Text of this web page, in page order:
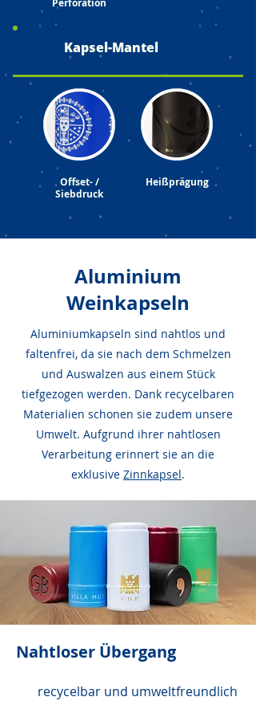
Perforation
Kapsel-Mantel
Offset- /
Siebdruck
Heißprägung
Aluminium
Weinkapseln
Aluminiumkapseln sind nahtlos und
faltenfrei, da sie nach dem Schmelzen
und Auswalzen aus einem Stück
tiefgezogen werden. Dank recycelbaren
Materialien schonen sie zudem unsere
Umwelt. Aufgrund ihrer nahtlosen
Verarbeitung erinnert sie an die
exklusive Zinnkapsel.
Nahtloser Übergang
recycelbar und umweltfreundlich